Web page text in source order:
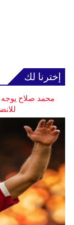
إخترنا لك
محمد صلاح يوجه